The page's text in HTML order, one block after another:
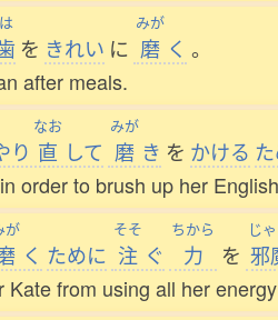
は
を きれい に
みが
磨 く 。
after meals.
り
なお
直 して
みが
磨 き を かける
order to brush up her
が
く ために
そそ
注 ぐ
ちから
力 を
じ
邪
Kate from using all her